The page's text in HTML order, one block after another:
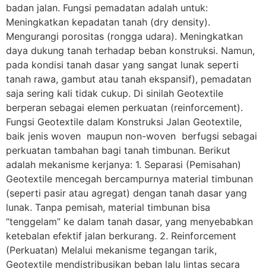
badan jalan. Fungsi pemadatan adalah untuk:
Meningkatkan kepadatan tanah (dry density).
Mengurangi porositas (rongga udara). Meningkatkan
daya dukung tanah terhadap beban konstruksi. Namun,
pada kondisi tanah dasar yang sangat lunak seperti
tanah rawa, gambut atau tanah ekspansif), pemadatan
saja sering kali tidak cukup. Di sinilah Geotextile
berperan sebagai elemen perkuatan (reinforcement).
Fungsi Geotextile dalam Konstruksi Jalan Geotextile,
baik jenis woven maupun non-woven berfugsi sebagai
perkuatan tambahan bagi tanah timbunan. Berikut
adalah mekanisme kerjanya: 1. Separasi (Pemisahan)
Geotextile mencegah bercampurnya material timbunan
(seperti pasir atau agregat) dengan tanah dasar yang
lunak. Tanpa pemisah, material timbunan bisa
“tenggelam” ke dalam tanah dasar, yang menyebabkan
ketebalan efektif jalan berkurang. 2. Reinforcement
(Perkuatan) Melalui mekanisme tegangan tarik,
Geotextile mendistribusikan beban lalu lintas secara